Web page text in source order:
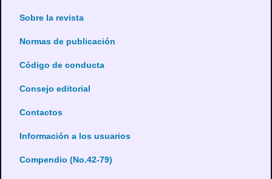
Sobre la revista
Normas de publicación
Código de conducta
Consejo editorial
Contactos
Información a los usuarios
Compendio (No.42-79)